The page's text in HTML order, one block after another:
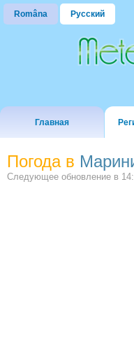
Româna Русский
Главная
Погода в
Следующее обновление в